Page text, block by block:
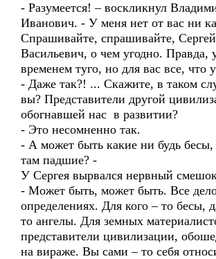
- Разумеется! – воскликнул
Иванович. - У меня нет от вас ни
Спрашивайте, спрашивайте, Сергей
Васильевич, о чем угодно. Правда,
временем туго, но для вас все, что
- Даже так?! ... Скажите, в таком
вы? Представители другой
обогнавшей нас в развитии?
- Это несомненно так.
- А может быть какие ни будь бесы,
там падшие? -
У Сергея вырвался нервный
- Может быть, может быть. Все
определениях. Для кого – то бесы,
то ангелы. Для земных
представители цивилизации,
на вираже. Вы сами – то себя